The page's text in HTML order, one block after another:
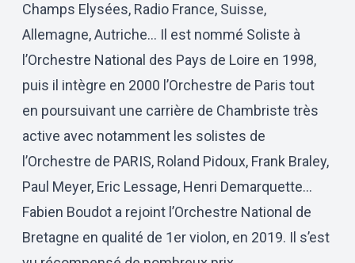
Champs Elysées, Radio France, Suisse,
Allemagne, Autriche… Il est nommé Soliste à
l’Orchestre National des Pays de Loire en 1998,
puis il intègre en 2000 l’Orchestre de Paris tout
en poursuivant une carrière de Chambriste très
active avec notamment les solistes de
l’Orchestre de PARIS, Roland Pidoux, Frank Braley,
Paul Meyer, Eric Lessage, Henri Demarquette...
Fabien Boudot a rejoint l’Orchestre National de
Bretagne en qualité de 1er violon, en 2019. Il s’est